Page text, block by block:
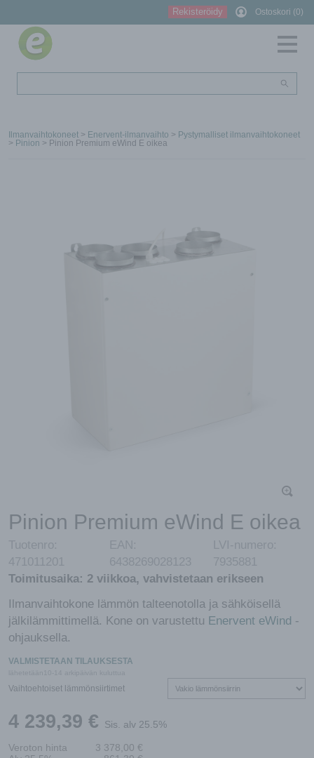
Rekisteröidy Ostoskori (0)
Ilmanvaihtokoneet > Enervent-ilmanvaihto > Pystymalliset ilmanvaihtokoneet
> Pinion > Pinion Premium eWind E oikea
Pinion Premium eWind E oikea
Tuotenro:
471011201
EAN:
6438269028123
LVI-numero:
7935881
Toimitusaika: 2 viikkoa, vahvistetaan erikseen
Ilmanvaihtokone lämmön talteenotolla ja sähköisellä
jälkilämmittimellä. Kone on varustettu Enervent eWind -
ohjauksella.
VALMISTETAAN TILAUKSESTA
Vaihtoehtoiset lämmönsiirtimet
4 239,39 € Sis. alv 25.5%
Veroton hinta 3 378,00 €